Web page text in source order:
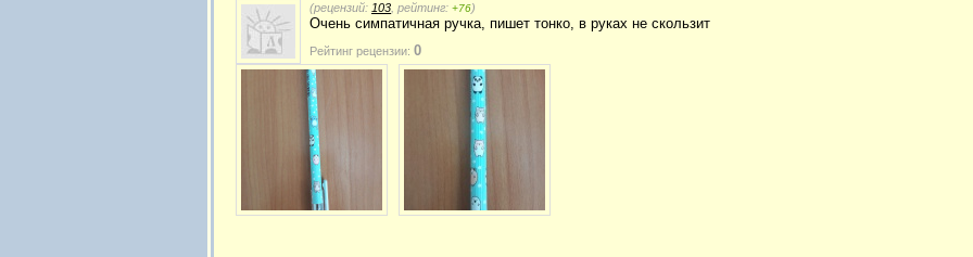
(рецензий: 103 , рейтинг: +76)
Очень симпатичная ручка, пишет тонко, в руках не скользит
Рейтинг рецензии: 0